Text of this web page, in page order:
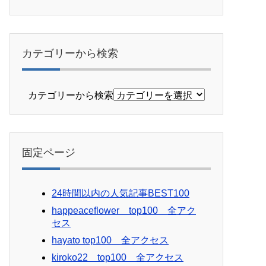
カテゴリーから検索
カテゴリーから検索
固定ページ
24時間以内の人気記事BEST100
happeaceflower top100 全アク
セス
hayato top100 全アクセス
kiroko22 top100 全アクセス